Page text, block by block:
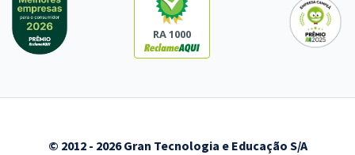
RA 1000
© 2012 - 2026 Gran Tecnologia e Educação S/A